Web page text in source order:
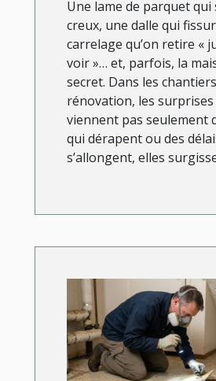
Une lame de parquet qui
creux, une dalle qui
carrelage qu’on retire «
voir »… et, parfois, la
secret. Dans les
rénovation, les surprises
viennent pas seulement
qui dérapent ou des
s’allongent, elles